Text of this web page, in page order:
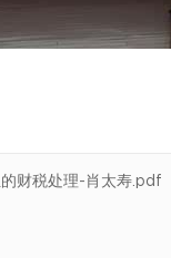
财税处理-肖太寿.pdf